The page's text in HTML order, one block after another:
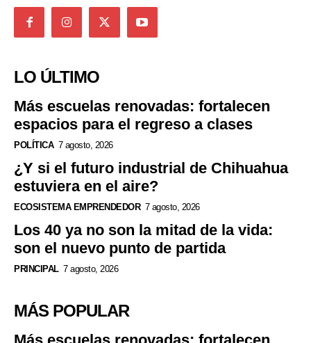
LO ÚLTIMO
Más escuelas renovadas: fortalecen
espacios para el regreso a clases
POLÍTICA 7 agosto, 2026
¿Y si el futuro industrial de Chihuahua
estuviera en el aire?
ECOSISTEMA EMPRENDEDOR 7 agosto, 2026
Los 40 ya no son la mitad de la vida:
son el nuevo punto de partida
PRINCIPAL 7 agosto, 2026
MÁS POPULAR